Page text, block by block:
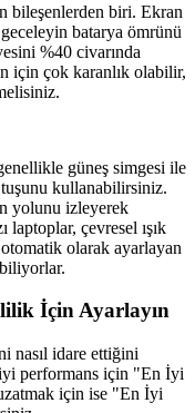
bileşenlerden biri. Ekran
batarya ömrünü
%40 civarında
için çok karanlık olabilir,
güneş simgesi ile
kullanabilirsiniz.
yolunu izleyerek
laptoplar, çevresel ışık
otomatik olarak ayarlayan
İçin Ayarlayın
nasıl idare ettiğini
performans için "En İyi
için ise "En İyi